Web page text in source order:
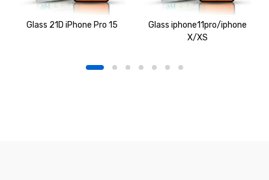
Glass 21D iPhone Pro 15
Glass iphone11pro/iphone
X/XS